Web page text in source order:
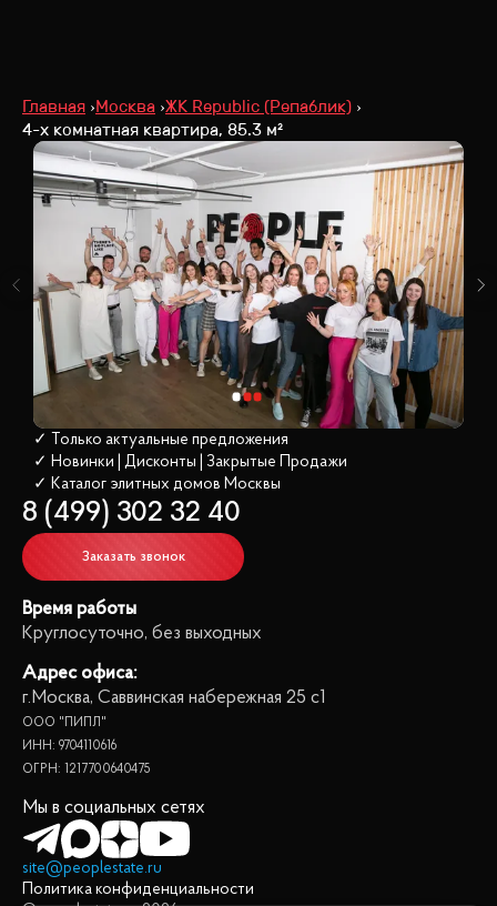
Главная Москва ЖК Republic (Репаблик)
4-х комнатная квартира, 85.3 м²
✓ Только актуальные предложения
✓ Новинки | Дисконты | Закрытые Продажи
✓ Каталог элитных домов Москвы
8 (499) 302 32 40
Заказать звонок
Время работы
Круглосуточно, без выходных
Адрес офиса:
г.Москва, Саввинская набережная 25 с1
ООО "ПИПЛ"
ИНН: 9704110616
ОГРН: 1217700640475
Мы в социальных сетях
site@peoplestate.ru
Политика конфиденциальности